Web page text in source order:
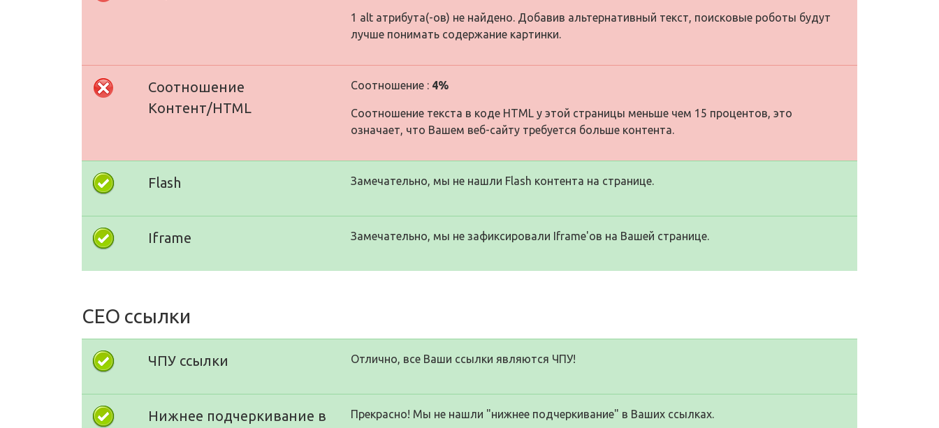
1 alt атрибута(-ов) не найдено. Добавив альтернативный текст, поисковые роботы будут
лучше понимать содержание картинки.
Соотношение
Контент/HTML
Соотношение : 4%
Соотношение текста в коде HTML у этой страницы меньше чем 15 процентов, это
означает, что Вашем веб-сайту требуется больше контента.
Flash Замечательно, мы не нашли Flash контента на странице.
Iframe Замечательно, мы не зафиксировали Iframe'ов на Вашей странице.
СЕО ссылки
ЧПУ ссылки Отлично, все Ваши ссылки являются ЧПУ!
Нижнее подчеркивание в
Прекрасно! Мы не нашли "нижнее подчеркивание" в Ваших ссылках.